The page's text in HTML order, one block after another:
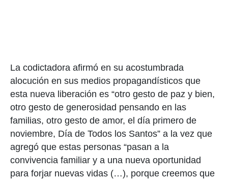
La codictadora afirmó en su acostumbrada
alocución en sus medios propagandísticos que
esta nueva liberación es “otro gesto de paz y bien,
otro gesto de generosidad pensando en las
familias, otro gesto de amor, el día primero de
noviembre, Día de Todos los Santos” a la vez que
agregó que estas personas “pasan a la
convivencia familiar y a una nueva oportunidad
para forjar nuevas vidas (…), porque creemos que